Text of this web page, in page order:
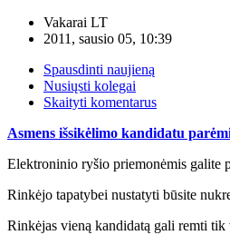
Vakarai LT
2011, sausio 05, 10:39
Spausdinti naujieną
Nusiųsti kolegai
Skaityti komentarus
Asmens išsikėlimo kandidatu
Elektroninio ryšio priemonėmis galite
Rinkėjo tapatybei nustatyti būsite
Rinkėjas vieną kandidatą gali remti tik